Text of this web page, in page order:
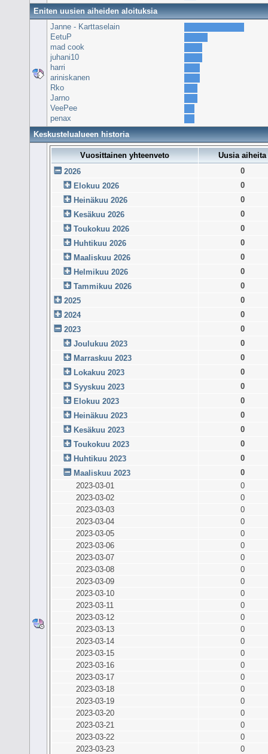
Eniten uusien aiheiden aloituksia
Janne - Karttaselain
EetuP
mad cook
juhani10
harri
ariniskanen
Rko
Jarno
VeePee
penax
Keskustelualueen historia
Vuosittainen yhteenveto
Uusia aiheita
2026
0
Elokuu 2026
0
Heinäkuu 2026
0
Kesäkuu 2026
0
Toukokuu 2026
0
Huhtikuu 2026
0
Maaliskuu 2026
0
Helmikuu 2026
0
Tammikuu 2026
0
2025
0
2024
0
2023
0
Joulukuu 2023
0
Marraskuu 2023
0
Lokakuu 2023
0
Syyskuu 2023
0
Elokuu 2023
0
Heinäkuu 2023
0
Kesäkuu 2023
0
Toukokuu 2023
0
Huhtikuu 2023
0
Maaliskuu 2023
0
2023-03-01
0
2023-03-02
0
2023-03-03
0
2023-03-04
0
2023-03-05
0
2023-03-06
0
2023-03-07
0
2023-03-08
0
2023-03-09
0
2023-03-10
0
2023-03-11
0
2023-03-12
0
2023-03-13
0
2023-03-14
0
2023-03-15
0
2023-03-16
0
2023-03-17
0
2023-03-18
0
2023-03-19
0
2023-03-20
0
2023-03-21
0
2023-03-22
0
2023-03-23
0